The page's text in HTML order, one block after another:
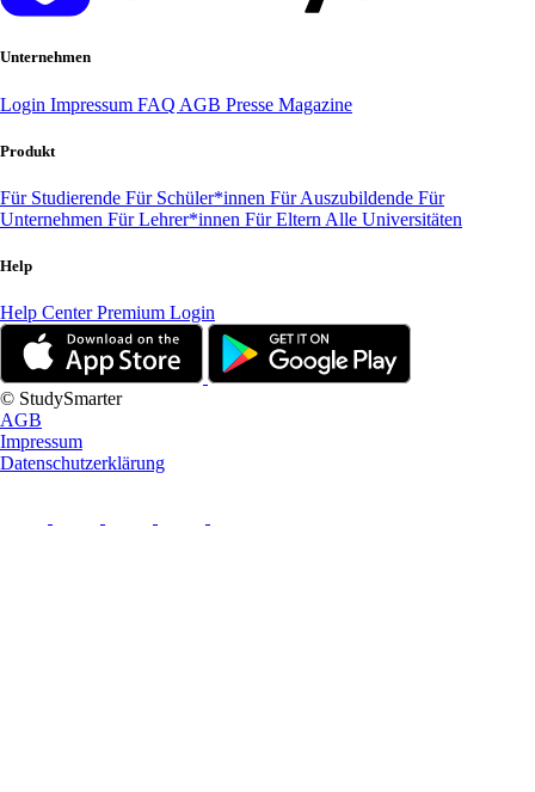
Unternehmen
Login Impressum FAQ AGB Presse Magazine
Produkt
Für Studierende Für Schüler*innen Für Auszubildende Für
Unternehmen Für Lehrer*innen Für Eltern Alle Universitäten
Help
Help CenterPremium Login
© StudySmarter
AGB
Impressum
Datenschutzerklärung